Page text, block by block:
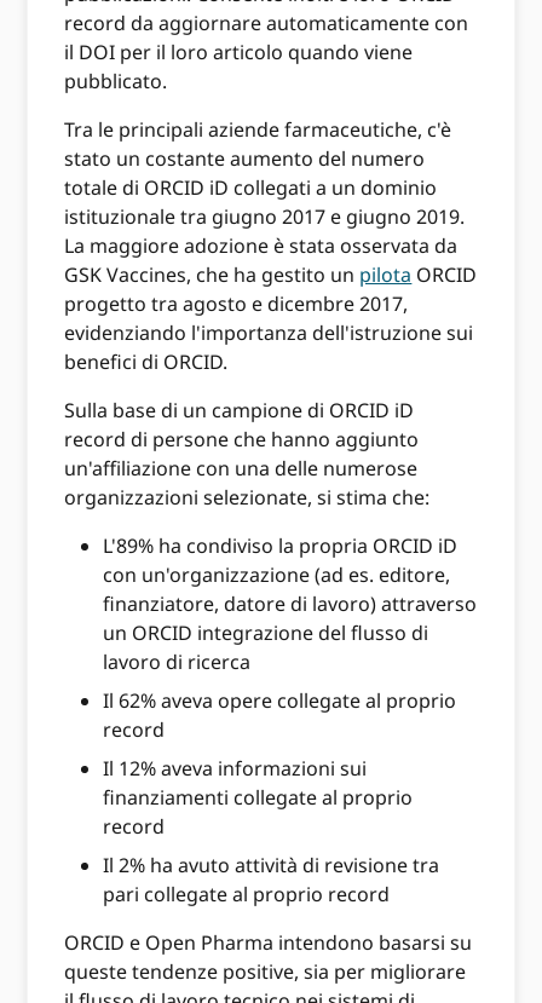
record da aggiornare automaticamente con
il DOI per il loro articolo quando viene
pubblicato.
Tra le principali aziende farmaceutiche, c'è
stato un costante aumento del numero
totale di ORCID iD collegati a un dominio
istituzionale tra giugno 2017 e giugno 2019.
La maggiore adozione è stata osservata da
GSK Vaccines, che ha gestito un pilota ORCID
progetto tra agosto e dicembre 2017,
evidenziando l'importanza dell'istruzione sui
benefici di ORCID.
Sulla base di un campione di ORCID iD
record di persone che hanno aggiunto
un'affiliazione con una delle numerose
organizzazioni selezionate, si stima che:
L'89% ha condiviso la propria ORCID iD
con un'organizzazione (ad es. editore,
finanziatore, datore di lavoro) attraverso
un ORCID integrazione del flusso di
lavoro di ricerca
Il 62% aveva opere collegate al proprio
record
Il 12% aveva informazioni sui
finanziamenti collegate al proprio
record
Il 2% ha avuto attività di revisione tra
pari collegate al proprio record
ORCID e Open Pharma intendono basarsi su
queste tendenze positive, sia per migliorare